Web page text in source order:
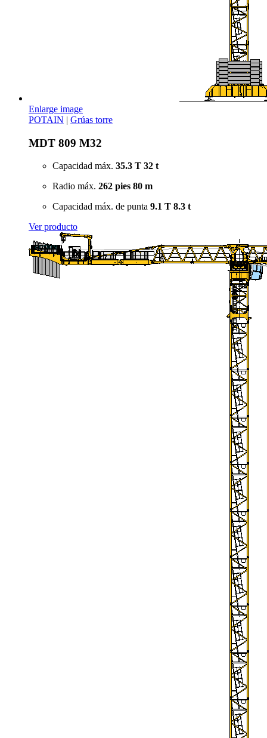
Enlarge image
POTAIN | Grúas torre
MDT 809 M32
Capacidad máx. 35.3 T 32 t
Radio máx. 262 pies 80 m
Capacidad máx. de punta 9.1 T 8.3 t
Ver producto